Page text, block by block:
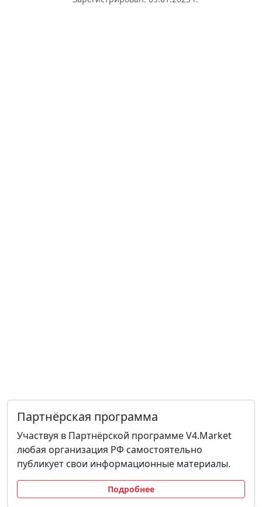
Партнёрская программа
Участвуя в Партнёрской программе V4.Market
любая организация РФ самостоятельно
публикует свои информационные материалы.
Подробнее